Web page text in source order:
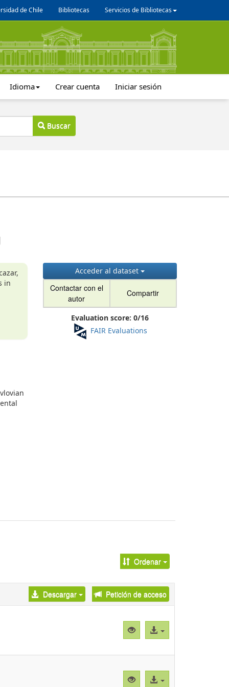
de Chile Bibliotecas Servicios de Bibliotecas
Idioma Crear cuenta Iniciar sesión
Buscar
in
Acceder al dataset
Contactar con el
autor
Compartir
Evaluation score: 0/16
FAIR Evaluations
Ordenar
Descargar
Petición de acceso
Vista
previa
Acceso
al
Vista Acceso